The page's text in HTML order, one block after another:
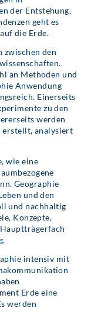
der Entstehung,
geht es
die Erde.
zwischen den
an Methoden und
Anwendung
Einerseits
zu den
werden
erstellt, analysiert
wie eine
Geographie
und den
und nachhaltig
Konzepte,
intensiv mit
Erde eine
werden